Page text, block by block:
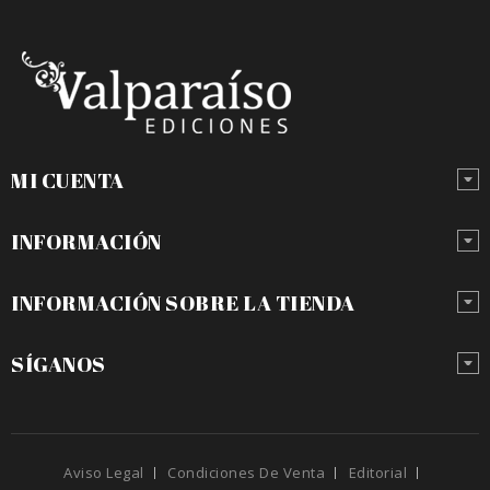
MI CUENTA
INFORMACIÓN
INFORMACIÓN SOBRE LA TIENDA
SÍGANOS
Aviso Legal Condiciones De Venta
Editorial